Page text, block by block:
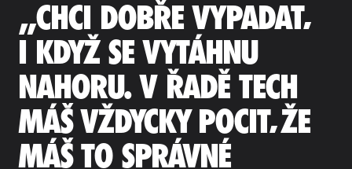
„CHCI DOBŘE VYPADAT,
I KDYŽ SE VYTÁHNU
NAHORU. V ŘADĚ TECH
MÁŠ VŽDYCKY POCIT, ŽE
MÁŠ TO SPRÁVNÉ